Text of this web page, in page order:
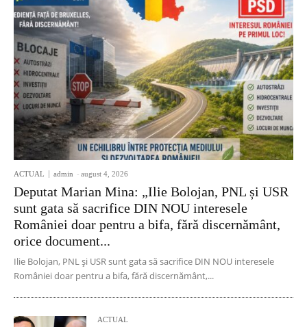
ACTUAL admin - august 4, 2026
Deputat Marian Mina: „Ilie Bolojan, PNL și USR
sunt gata să sacrifice DIN NOU interesele
României doar pentru a bifa, fără discernământ,
orice document...
Ilie Bolojan, PNL și USR sunt gata să sacrifice DIN NOU interesele
României doar pentru a bifa, fără discernământ,...
ACTUAL